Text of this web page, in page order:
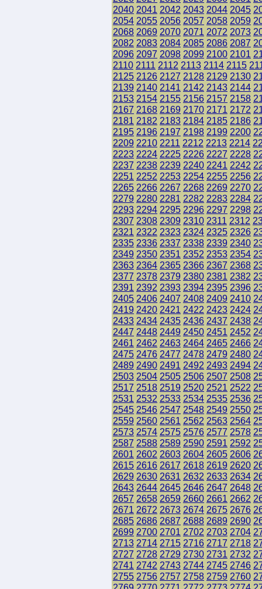
2040 2041 2042 2043 2044 2045
2054 2055 2056 2057 2058 2059
2068 2069 2070 2071 2072 2073
2082 2083 2084 2085 2086 2087
2096 2097 2098 2099 2100 2101
2110 2111 2112 2113 2114 2115
2125 2126 2127 2128 2129 2130
2139 2140 2141 2142 2143 2144
2153 2154 2155 2156 2157 2158
2167 2168 2169 2170 2171 2172
2181 2182 2183 2184 2185 2186
2195 2196 2197 2198 2199 2200
2209 2210 2211 2212 2213 2214
2223 2224 2225 2226 2227 2228
2237 2238 2239 2240 2241 2242
2251 2252 2253 2254 2255 2256
2265 2266 2267 2268 2269 2270
2279 2280 2281 2282 2283 2284
2293 2294 2295 2296 2297 2298
2307 2308 2309 2310 2311 2312
2321 2322 2323 2324 2325 2326
2335 2336 2337 2338 2339 2340
2349 2350 2351 2352 2353 2354
2363 2364 2365 2366 2367 2368
2377 2378 2379 2380 2381 2382
2391 2392 2393 2394 2395 2396
2405 2406 2407 2408 2409 2410
2419 2420 2421 2422 2423 2424
2433 2434 2435 2436 2437 2438
2447 2448 2449 2450 2451 2452
2461 2462 2463 2464 2465 2466
2475 2476 2477 2478 2479 2480
2489 2490 2491 2492 2493 2494
2503 2504 2505 2506 2507 2508
2517 2518 2519 2520 2521 2522
2531 2532 2533 2534 2535 2536
2545 2546 2547 2548 2549 2550
2559 2560 2561 2562 2563 2564
2573 2574 2575 2576 2577 2578
2587 2588 2589 2590 2591 2592
2601 2602 2603 2604 2605 2606
2615 2616 2617 2618 2619 2620
2629 2630 2631 2632 2633 2634
2643 2644 2645 2646 2647 2648
2657 2658 2659 2660 2661 2662
2671 2672 2673 2674 2675 2676
2685 2686 2687 2688 2689 2690
2699 2700 2701 2702 2703 2704
2713 2714 2715 2716 2717 2718
2727 2728 2729 2730 2731 2732
2741 2742 2743 2744 2745 2746
2755 2756 2757 2758 2759 2760